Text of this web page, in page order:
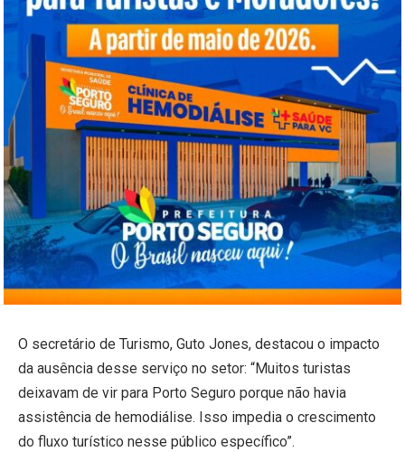
O secretário de Turismo, Guto Jones, destacou o impacto
da ausência desse serviço no setor: “Muitos turistas
deixavam de vir para Porto Seguro porque não havia
assistência de hemodiálise. Isso impedia o crescimento
do fluxo turístico nesse público específico”.